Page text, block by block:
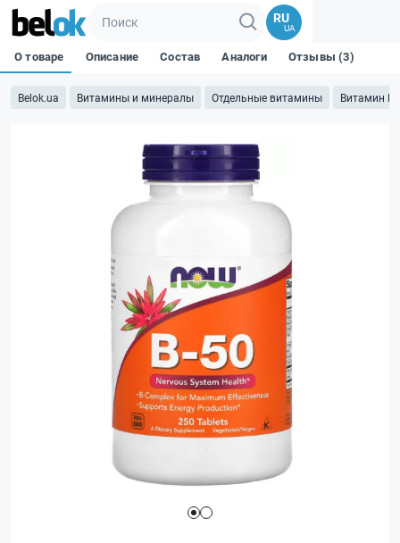
RU
UA
Belok.ua Витамины и минералы Отдельные витамины Витамин B
О товаре Описание Состав Аналоги Отзывы (3)